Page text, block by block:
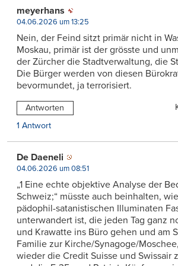
meyerhans
04.06.2026 um 13:25
Nein, der Feind sitzt primär nicht in
Moskau, primär ist der grösste und
der Zürcher die Stadtverwaltung, die
Die Bürger werden von diesen
bevormundet, ja terrorisiert.
Antworten
1 Antwort
De Daeneli
04.06.2026 um 08:51
„1 Eine echte objektive Analyse der
Schweiz;“ müsste auch beinhalten,
pädophil-satanistischen Illuminaten
unterwandert ist, die jeden Tag ganz
und Krawatte ins Büro gehen und am
Familie zur Kirche/Synagoge/
wieder die Credit Suisse und Swissair